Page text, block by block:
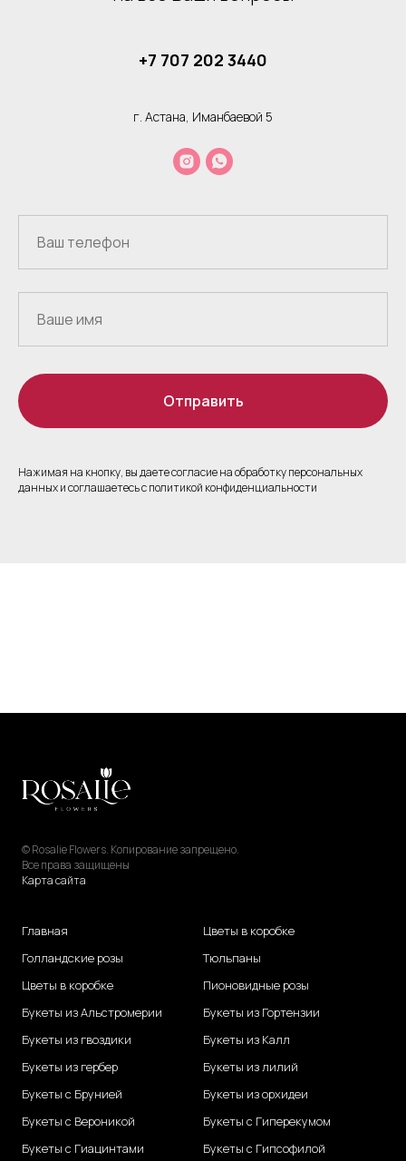
+7 707 202 3440
г. Астана, Иманбаевой 5
Отправить
Нажимая на кнопку, вы даете согласие на обработку персональных
данных и соглашаетесь c политикой конфиденциальности
© Rosalie Flowers. Копирование запрещено.
Все права защищены
Карта сайта
Главная
Голландские розы
Цветы в коробке
Букеты из Альстромерии
Букеты из гвоздики
Букеты из гербер
Букеты с Брунией
Букеты с Вероникой
Букеты с Гиацинтами
Цветы в коробке
Тюльпаны
Пионовидные розы
Букеты из Гортензии
Букеты из Калл
Букеты из лилий
Букеты из орхидеи
Букеты с Гиперекумом
Букеты с Гипсофилой